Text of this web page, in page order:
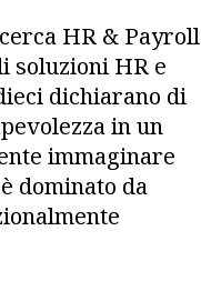
HR & Payroll
soluzioni HR e
dichiarano di
in un
immaginare
dominato da